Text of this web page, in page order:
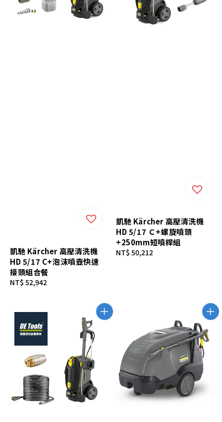
凱馳 Kärcher 高壓清洗機
HD 5/17 C+泡沫噴壺快速
接頭組合餐
Regular
NT$ 52,942
凱馳 Kärcher 高壓清洗機
HD 5/17 Ｃ+螺旋噴頭
+250mm短噴桿組
Regular
NT$ 50,212